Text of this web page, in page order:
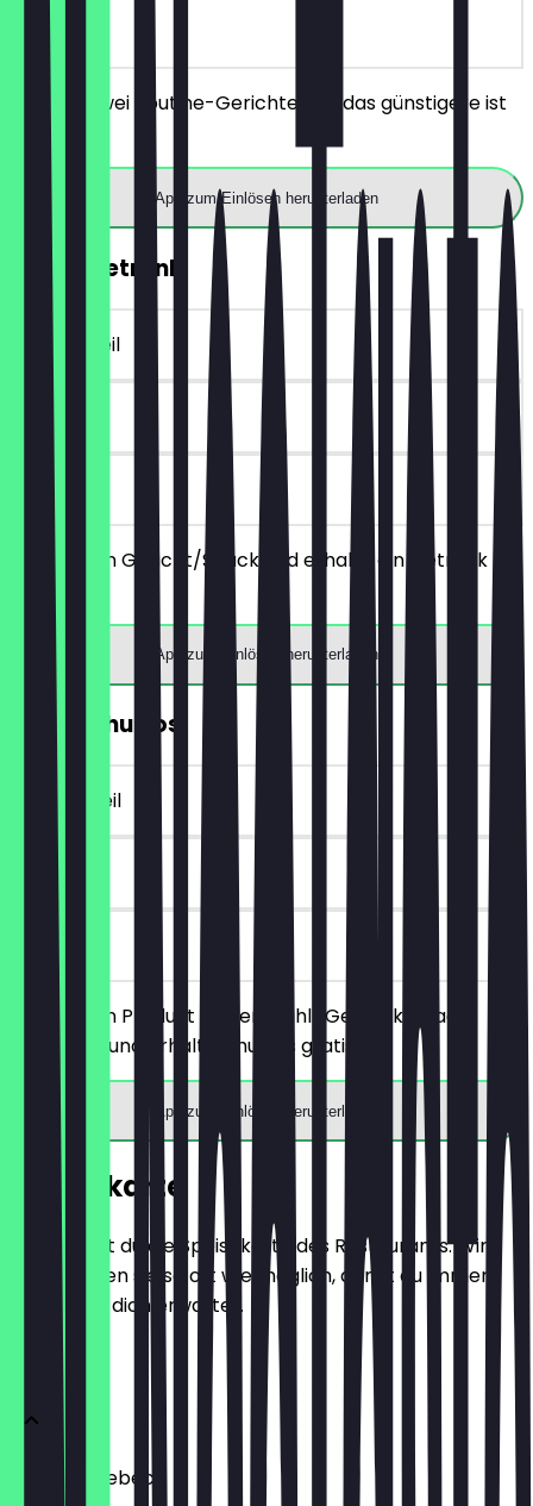
vor Ort
Bestelle zwei Poutine-Gerichte und das günstigere ist
App zum Einlösen herunterladen
Gratis Getränk
~€ 3 Vorteil
30 Tage
vor Ort
Bestelle ein Gericht/Snack und erhalte ein Getränk
gratis.
App zum Einlösen herunterladen
Gratis Churros
~€ 5 Vorteil
30 Tage
vor Ort
Bestelle ein Produkt deiner Wahl (Getränk, Snack,
Poutine,…) und erhalte Churros gratis.
App zum Einlösen herunterladen
Speisekarte
Hier findest du die Speisekarte des Restaurants. Wir
aktualisieren sie so oft wie möglich, damit du immer
weißt, was dich erwartet.
POUTINE
Classic Quebec